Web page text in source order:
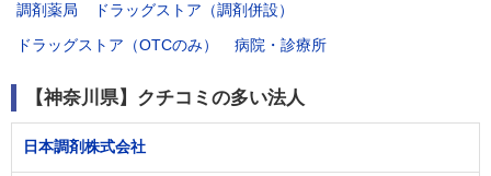
調剤薬局
ドラッグストア（調剤併設）
ドラッグストア（OTCのみ）
病院・診療所
【神奈川県】クチコミの多い法人
日本調剤株式会社